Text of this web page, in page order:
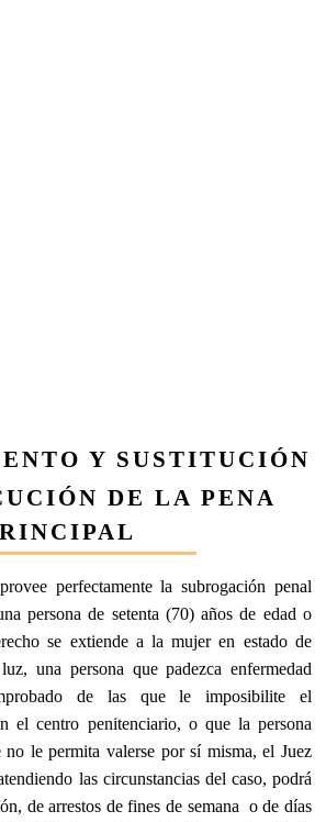
Y SUSTITUCIÓN
DE LA PENA
perfectamente la subrogación penal
persona de setenta (70) años de edad o
se extiende a la mujer en estado de
una persona que padezca enfermedad
de las que le imposibilite el
el centro penitenciario, o que la persona
no le permita valerse por sí misma, el Juez
las circunstancias del caso, podrá
de arrestos de fines de semana o de días